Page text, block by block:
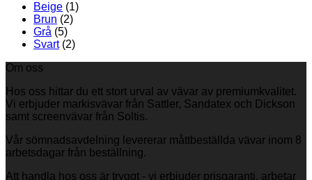
Beige (1)
Brun (2)
Grå (5)
Svart (2)
Om oss
Hos oss hittar du ett stort urval av vävar av premiumkvalitet.
Vi erbjuder markisvävar från Sattler, Sandatex och Dickson
samt screenvävar från Soltis.
Vår sömnadsavdelning levererar måttbeställda vävar inom 8
arbetsdagar från beställning.
Att handla hos oss är tryggt - vi erbjuder prisgaranti, arbetar